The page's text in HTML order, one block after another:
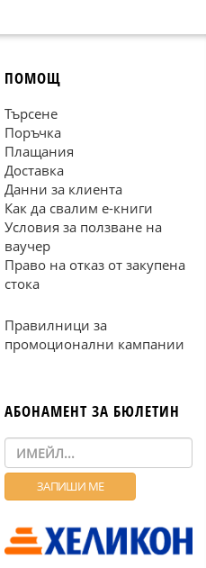
ПОМОЩ
Търсене
Поръчка
Плащания
Доставка
Данни за клиента
Как да свалим е-книги
Условия за ползване на
ваучер
Право на отказ от закупена
стока
Правилници за
промоционални кампании
АБОНАМЕНТ ЗА БЮЛЕТИН